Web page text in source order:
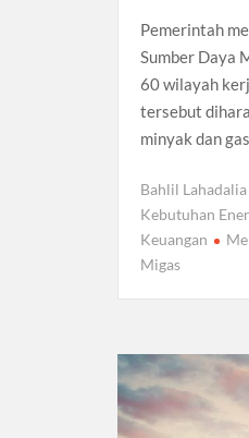
Pemerintah
Sumber Daya
60 wilayah
tersebut
minyak dan
Bahlil Lahadalia
Kebutuhan
Keuangan
Migas